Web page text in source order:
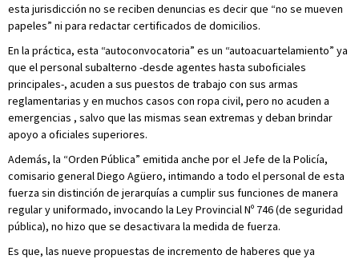
esta jurisdicción no se reciben denuncias es decir que “no se mueven
papeles” ni para redactar certificados de domicilios.
En la práctica, esta “autoconvocatoria” es un “autoacuartelamiento” ya
que el personal subalterno -desde agentes hasta suboficiales
principales-, acuden a sus puestos de trabajo con sus armas
reglamentarias y en muchos casos con ropa civil, pero no acuden a
emergencias , salvo que las mismas sean extremas y deban brindar
apoyo a oficiales superiores.
Además, la “Orden Pública” emitida anche por el Jefe de la Policía,
comisario general Diego Agüero, intimando a todo el personal de esta
fuerza sin distinción de jerarquías a cumplir sus funciones de manera
regular y uniformado, invocando la Ley Provincial Nº 746 (de seguridad
pública), no hizo que se desactivara la medida de fuerza.
Es que, las nueve propuestas de incremento de haberes que ya